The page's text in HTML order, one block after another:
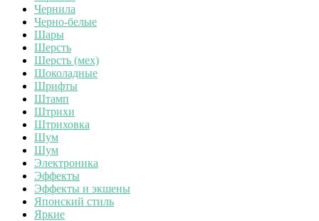
Чернила
Черно-белые
Шары
Шерсть
Шерсть (мех)
Шоколадные
Шрифты
Штамп
Штрихи
Штриховка
Шум
Шум
Электроника
Эффекты
Эффекты и экшены
Японский стиль
Яркие